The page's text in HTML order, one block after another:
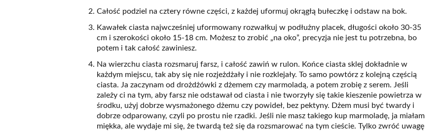
Całość podziel na cztery równe części, z każdej uformuj okrągłą bułeczkę i odstaw na bok.
Kawałek ciasta najwcześniej uformowany rozwałkuj w podłużny placek, długości około 30-35
cm i szerokości około 15-18 cm. Możesz to zrobić „na oko”, precyzja nie jest tu potrzebna, bo
potem i tak całość zawiniesz.
Na wierzchu ciasta rozsmaruj farsz, i całość zawiń w rulon. Końce ciasta sklej dokładnie w
każdym miejscu, tak aby się nie rozjeżdżały i nie rozklejały. To samo powtórz z kolejną częścią
ciasta. Ja zaczynam od drożdżówki z dżemem czy marmoladą, a potem zrobię z serem. Jeśli
zależy ci na tym, aby farsz nie odstawał od ciasta i nie tworzyły się takie kieszenie powietrza w
środku, użyj dobrze wysmażonego dżemu czy powideł, bez pektyny. Dżem musi być twardy i
dobrze odparowany, czyli po prostu nie rzadki. Jeśli nie masz takiego kup marmoladę, ja miałam
miękka, ale wydaje mi się, że twardą też się da rozsmarować na tym cieście. Tylko zwróć uwagę